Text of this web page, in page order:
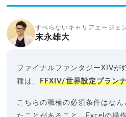
すべらないキャリアエージェ
末永雄大
ファイナルファンタジーXIVが
種は、FFXIV/世界設定プラン
こちらの職種の必須条件はな